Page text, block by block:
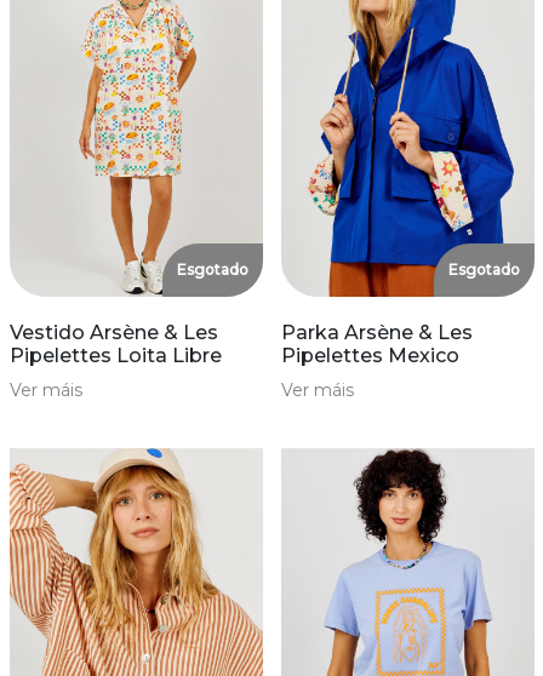
Esgotado
Vestido Arsène & Les
Pipelettes Loita Libre
Ver máis
Esgotado
Parka Arsène & Les
Pipelettes Mexico
Ver máis